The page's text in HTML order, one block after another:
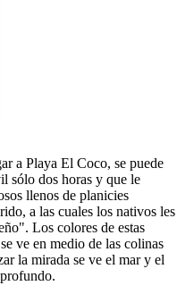
a Playa El Coco, se puede
sólo dos horas y que le
llenos de planicies
a las cuales los nativos les
Los colores de estas
ve en medio de las colinas
la mirada se ve el mar y el